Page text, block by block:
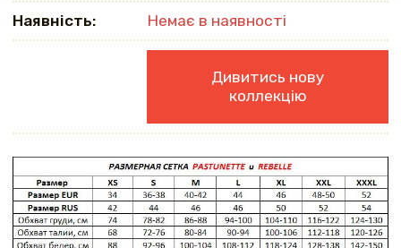
Наявність: Немає в наявності
Дивитись нову
коллекцію